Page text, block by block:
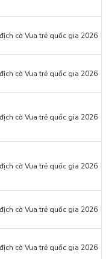
cờ Vua trẻ quốc gia 2026
cờ Vua trẻ quốc gia 2026
cờ Vua trẻ quốc gia 2026
cờ Vua trẻ quốc gia 2026
cờ Vua trẻ quốc gia 2026
cờ Vua trẻ quốc gia 2026